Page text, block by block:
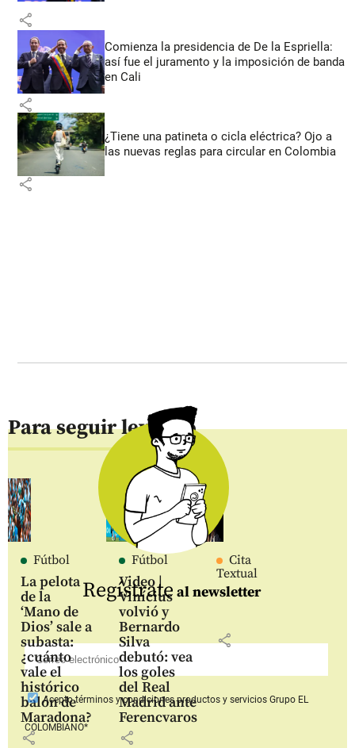
share
Comienza la presidencia de De la Espriella:
así fue el juramento y la imposición de banda
en Cali
share
¿Tiene una patineta o cicla eléctrica? Ojo a
las nuevas reglas para circular en Colombia
share
Para seguir leyendo
Fútbol
La pelota
de la
‘Mano de
Dios’ sale a
subasta:
¿cuánto
vale el
histórico
balón de
Maradona?
share
Fútbol
Video |
Vinícius
volvió y
Bernardo
Silva
debutó: vea
los goles
del Real
Madrid ante
Ferencvaros
share
Cita
Textual
share
Regístrate al newsletter
Aceptotérminos y condiciones productos y serviciosGrupo EL
COLOMBIANO*